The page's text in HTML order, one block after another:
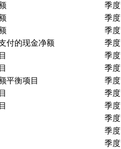
季度
季度
季度
付的现金净额
季度
季度
季度
平衡项目
季度
季度
季度
季度
季度
季度